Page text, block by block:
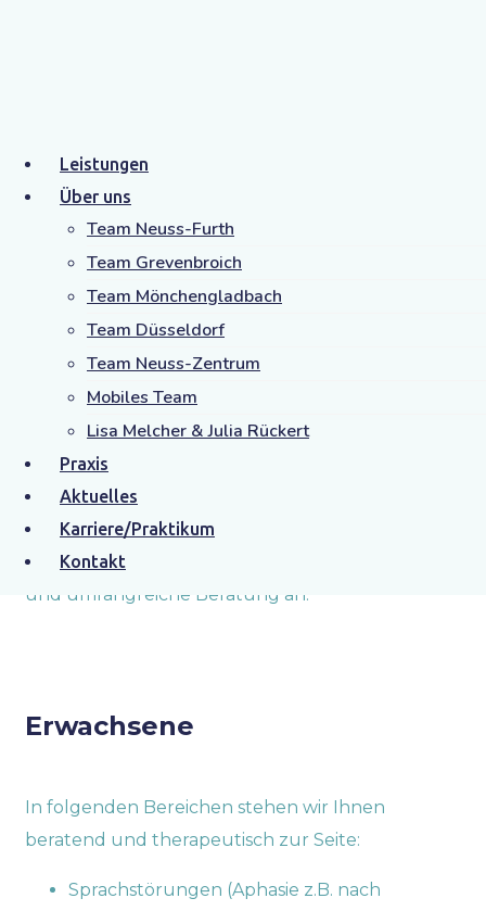
Leistungen
Über uns
Team Neuss-Furth
Team Grevenbroich
Team Mönchengladbach
Team Düsseldorf
Team Neuss-Zentrum
Mobiles Team
Lisa Melcher & Julia Rückert
Praxis
Aktuelles
Karriere/Praktikum
Kontakt
Behandlungsbereiche
In unserer Praxis behandeln wir Kinder,
Jugendliche und Erwachsene aller Altersklassen
mit Stimm-, Sprech-, Sprach-, und
Schluckstörungen und bieten eine fundierte
und umfangreiche Beratung an.
Erwachsene
In folgenden Bereichen stehen wir Ihnen
beratend und therapeutisch zur Seite:
Sprachstörungen (Aphasie z.B. nach